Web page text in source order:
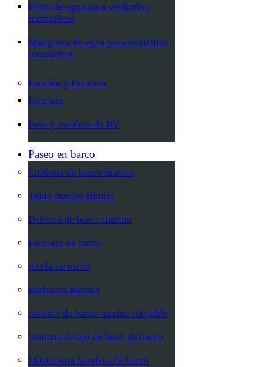
Filtro de agua para vehículos
recreativos
Manguera de agua para vehículos
recreativos
Escalón y Escalera
Escalera
Paso y escalera de RV
Paseo en barco
Cubierta de barco marino
Toldo marino Bimini
Defensa de barco marino
Escalera de barco
Ancla de barco
Barbacoa Marina
Asiento de barco marino plegable
Ventana de ojo de buey de barco
Mástil para bandera de barco